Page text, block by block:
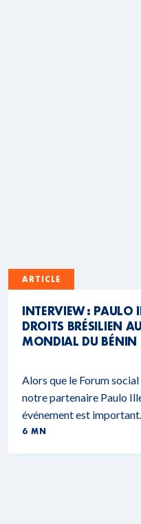
ARTICLE
INTERVIEW : PAULO
DROITS BRÉSILIEN
MONDIAL DU BÉNIN
Alors que le Forum
notre partenaire Paulo
événement est important.
6 MN